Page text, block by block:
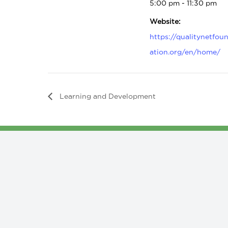
5:00 pm - 11:30 pm
Website:
https://
ation.org/en/home/
Learning and Development